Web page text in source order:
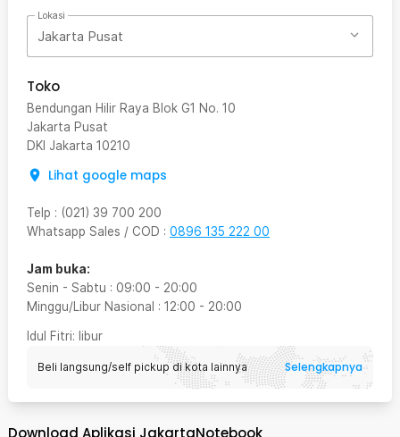
Lokasi
Jakarta Pusat
Toko
Bendungan Hilir Raya Blok G1 No. 10
Jakarta Pusat
DKI Jakarta 10210
Lihat google maps
Telp : (021) 39 700 200
Whatsapp Sales / COD : 0896 135 222 00
Jam buka:
Senin - Sabtu : 09:00 - 20:00
Minggu/Libur Nasional : 12:00 - 20:00
Idul Fitri: libur
Beli langsung/self pickup di kota lainnya Selengkapnya
Download Aplikasi JakartaNotebook